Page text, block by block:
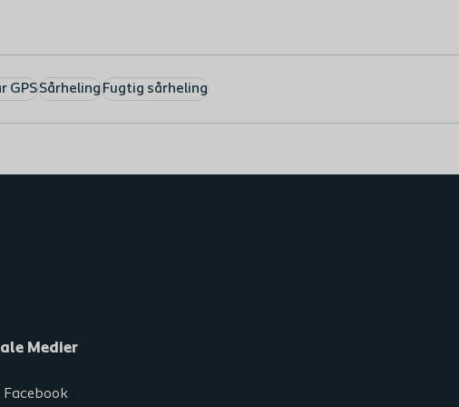
GPSSårhelingFugtig sårheling
Medier
Facebook